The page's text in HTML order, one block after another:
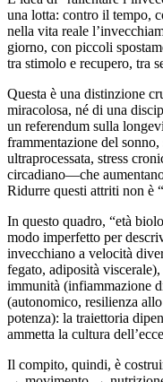
una lotta: contro il tempo,
nella vita reale
giorno, con piccoli
tra stimolo e recupero, tra
Questa è una distinzione
miracolosa, né di una
un referendum sulla
frammentazione del
ultraprocessata, stress
circadiano—che
Ridurre questi attriti non è
In questo quadro, “età
modo imperfetto per
invecchiano a velocità
fegato, adiposità
immunità (infiammazione
(autonomico, resilienza
potenza): la traiettoria
ammetta la cultura
Il compito, quindi, è